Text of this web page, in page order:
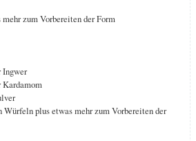
mehr zum Vorbereiten der Form
Ingwer
Kardamom
Würfelnplus etwas mehr zum Vorbereiten der